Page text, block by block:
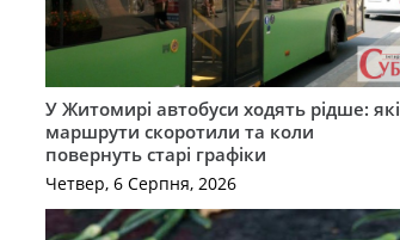
У Житомирі автобуси ходять рідше: які
маршрути скоротили та коли
повернуть старі графіки
Четвер, 6 Серпня, 2026